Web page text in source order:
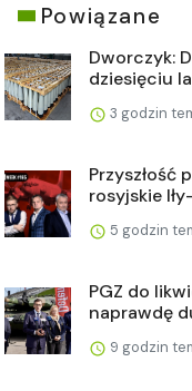
Powiązane
Dworczyk:
dziesięciu
3 godzin
Przyszłość
rosyjskie
5 godzin
PGZ do
naprawdę
9 godzin